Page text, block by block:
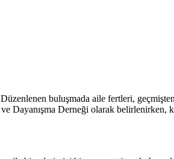
buluşmada aile fertleri,
Dayanışma Derneği olarak belirlenirken,